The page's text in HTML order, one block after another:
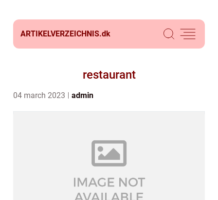
ARTIKELVERZEICHNIS.dk
restaurant
04 march 2023 admin